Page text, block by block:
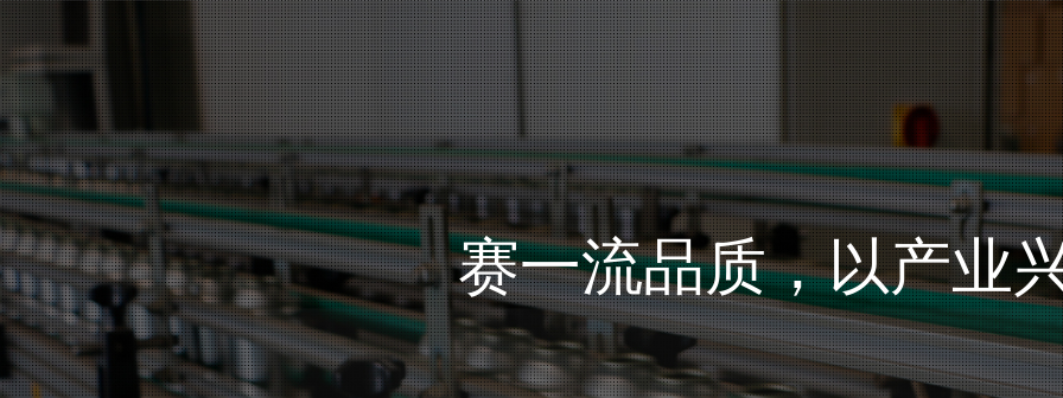
赛一流品质，以产业